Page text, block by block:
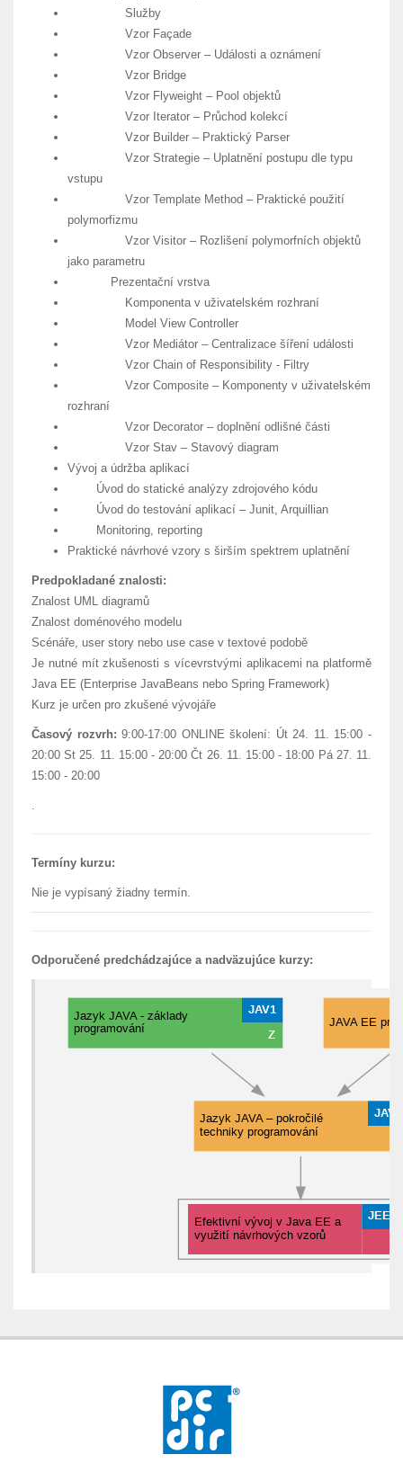
Služby
Vzor Façade
Vzor Observer – Události a oznámení
Vzor Bridge
Vzor Flyweight – Pool objektů
Vzor Iterator – Průchod kolekcí
Vzor Builder – Praktický Parser
Vzor Strategie – Uplatnění postupu dle typu
vstupu
Vzor Template Method – Praktické použití
polymorfizmu
Vzor Visitor – Rozlišení polymorfních objektů
jako parametru
Prezentační vrstva
Komponenta v uživatelském rozhraní
Model View Controller
Vzor Mediátor – Centralizace šíření události
Vzor Chain of Responsibility - Filtry
Vzor Composite – Komponenty v uživatelském
rozhraní
Vzor Decorator – doplnění odlišné části
Vzor Stav – Stavový diagram
Vývoj a údržba aplikací
Úvod do statické analýzy zdrojového kódu
Úvod do testování aplikací – Junit, Arquillian
Monitoring, reporting
Praktické návrhové vzory s širším spektrem uplatnění
Predpokladané znalosti:
Znalost UML diagramů
Znalost doménového modelu
Scénáře, user story nebo use case v textové podobě
Je nutné mít zkušenosti s vícevrstvými aplikacemi na platformě
Java EE (Enterprise JavaBeans nebo Spring Framework)
Kurz je určen pro zkušené vývojáře
Časový rozvrh: 9:00-17:00 ONLINE školení: Út 24. 11. 15:00 -
20:00 St 25. 11. 15:00 - 20:00 Čt 26. 11. 15:00 - 18:00 Pá 27. 11.
15:00 - 20:00
.
Termíny kurzu:
Nie je vypísaný žiadny termín.
Odporučené predchádzajúce a nadväzujúce kurzy: